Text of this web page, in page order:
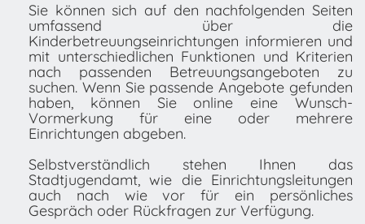
Sie können sich auf den nachfolgenden Seiten
umfassend über die
Kinderbetreuungseinrichtungen informieren und
mit unterschiedlichen Funktionen und Kriterien
nach passenden Betreuungsangeboten zu
suchen. Wenn Sie passende Angebote gefunden
haben, können Sie online eine Wunsch-
Vormerkung für eine oder mehrere
Einrichtungen abgeben.
Selbstverständlich stehen Ihnen das
Stadtjugendamt, wie die Einrichtungsleitungen
auch nach wie vor für ein persönliches
Gespräch oder Rückfragen zur Verfügung.